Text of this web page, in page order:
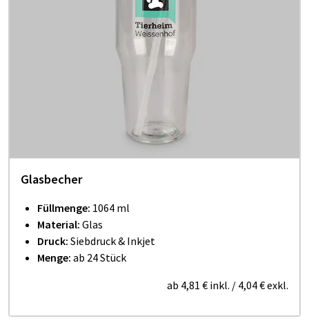
Glasbecher
Füllmenge: 1064 ml
Material: Glas
Druck: Siebdruck & Inkjet
Menge: ab 24 Stück
ab 4,81 € inkl. / 4,04 €exkl.